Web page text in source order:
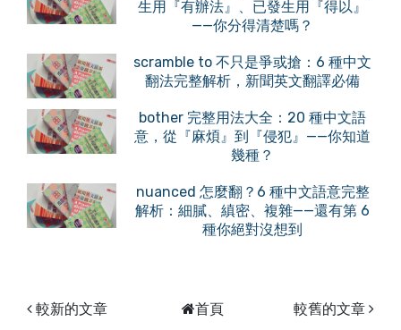
生用『有辦法』、已發生用『得以』
——你分得清楚嗎？
scramble to 不只是爭或搶：6 種中文
翻法完整解析，新聞英文翻譯必備
bother 完整用法大全：20 種中文語
意，從『麻煩』到『侵犯』——你知道
幾種？
nuanced 怎麼翻？6 種中文語意完整
解析：細膩、縝密、複雜——還有第 6
種你絕對沒想到
較新的文章 較舊的文章
首頁